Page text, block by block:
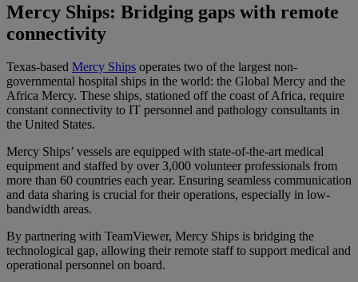
Mercy Ships: Bridging gaps with remote
connectivity
Texas-based Mercy Ships operates two of the largest non-
governmental hospital ships in the world: the Global Mercy and the
Africa Mercy. These ships, stationed off the coast of Africa, require
constant connectivity to IT personnel and pathology consultants in
the United States.
Mercy Ships’ vessels are equipped with state-of-the-art medical
equipment and staffed by over 3,000 volunteer professionals from
more than 60 countries each year. Ensuring seamless communication
and data sharing is crucial for their operations, especially in low-
bandwidth areas.
By partnering with TeamViewer, Mercy Ships is bridging the
technological gap, allowing their remote staff to support medical and
operational personnel on board.